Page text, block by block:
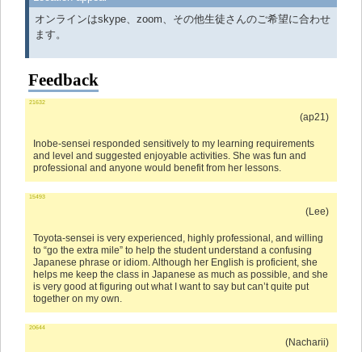
オンラインはskype、zoom、その他生徒さんのご希望に合わせ
ます。
Feedback
21632
(ap21)
Inobe-sensei responded sensitively to my learning requirements
and level and suggested enjoyable activities. She was fun and
professional and anyone would benefit from her lessons.
15493
(Lee)
Toyota-sensei is very experienced, highly professional, and willing
to “go the extra mile” to help the student understand a confusing
Japanese phrase or idiom. Although her English is proficient, she
helps me keep the class in Japanese as much as possible, and she
is very good at figuring out what I want to say but can’t quite put
together on my own.
20644
(Nacharii)